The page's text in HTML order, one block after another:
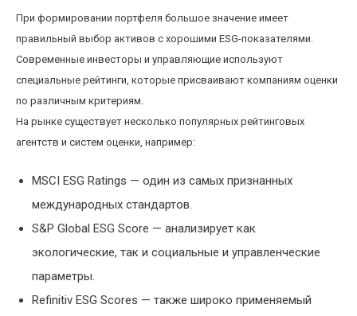
При формировании портфеля большое значение имеет
правильный выбор активов с хорошими ESG-показателями.
Современные инвесторы и управляющие используют
специальные рейтинги, которые присваивают компаниям оценки
по различным критериям.
На рынке существует несколько популярных рейтинговых
агентств и систем оценки, например:
MSCI ESG Ratings — один из самых признанных
международных стандартов.
S&P Global ESG Score — анализирует как
экологические, так и социальные и управленческие
параметры.
Refinitiv ESG Scores — также широко применяемый